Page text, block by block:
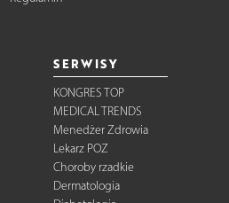
SERWISY
KONGRES TOP
MEDICAL TRENDS
Menedżer Zdrowia
Lekarz POZ
Choroby rzadkie
Dermatologia